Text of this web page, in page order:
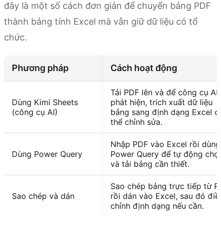
đây là một số cách đơn giản để chuyển bảng PDF
thành bảng tính Excel mà vẫn giữ dữ liệu có tổ
chức.
Phương pháp Cách hoạt động
Dùng Kimi Sheets
(công cụ AI)
Tải PDF lên và để công cụ AI
phát hiện, trích xuất dữ liệu
bảng sang định dạng Excel
thể chỉnh sửa.
Dùng Power Query
Nhập PDF vào Excel rồi dùng
Power Query để tự động
và tải bảng cần thiết.
Sao chép và dán
Sao chép bảng trực tiếp từ
rồi dán vào Excel, sau đó
chỉnh định dạng nếu cần.